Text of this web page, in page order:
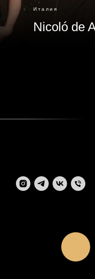
Италия
Nicoló de